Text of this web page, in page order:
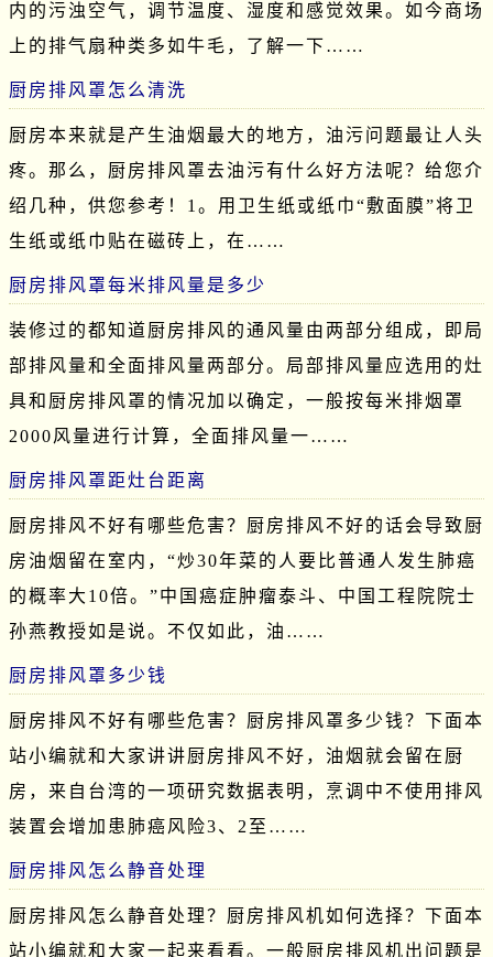
内的污浊空气，调节温度、湿度和感觉效果。如今商场
上的排气扇种类多如牛毛，了解一下……
厨房排风罩怎么清洗
厨房本来就是产生油烟最大的地方，油污问题最让人头
疼。那么，厨房排风罩去油污有什么好方法呢？给您介
绍几种，供您参考！1。用卫生纸或纸巾“敷面膜”将卫
生纸或纸巾贴在磁砖上，在……
厨房排风罩每米排风量是多少
装修过的都知道厨房排风的通风量由两部分组成，即局
部排风量和全面排风量两部分。局部排风量应选用的灶
具和厨房排风罩的情况加以确定，一般按每米排烟罩
2000风量进行计算，全面排风量一……
厨房排风罩距灶台距离
厨房排风不好有哪些危害？厨房排风不好的话会导致厨
房油烟留在室内，“炒30年菜的人要比普通人发生肺癌
的概率大10倍。”中国癌症肿瘤泰斗、中国工程院院士
孙燕教授如是说。不仅如此，油……
厨房排风罩多少钱
厨房排风不好有哪些危害？厨房排风罩多少钱？下面本
站小编就和大家讲讲厨房排风不好，油烟就会留在厨
房，来自台湾的一项研究数据表明，烹调中不使用排风
装置会增加患肺癌风险3、2至……
厨房排风怎么静音处理
厨房排风怎么静音处理？厨房排风机如何选择？下面本
站小编就和大家一起来看看。一般厨房排风机出问题是